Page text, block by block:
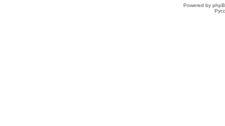
Powered by